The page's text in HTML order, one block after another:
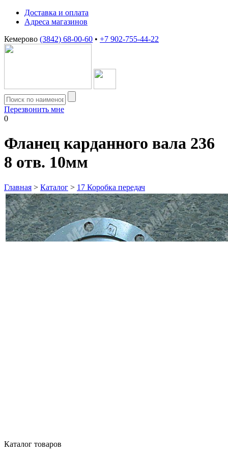
Доставка и оплата
Адреса магазинов
Кемерово (3842) 68-00-60 • +7 902-755-44-22
Перезвонить мне
0
Фланец карданного вала 236
8 отв. 10мм
Главная > Каталог > 17 Коробка передач
Каталог товаров